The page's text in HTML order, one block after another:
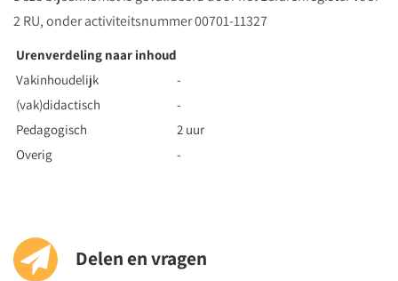
2 RU, onder activiteitsnummer 00701-11327
Urenverdeling naar inhoud
Vakinhoudelijk
-
(vak)didactisch
-
Pedagogisch
2 uur
Overig
-
Delen en vragen